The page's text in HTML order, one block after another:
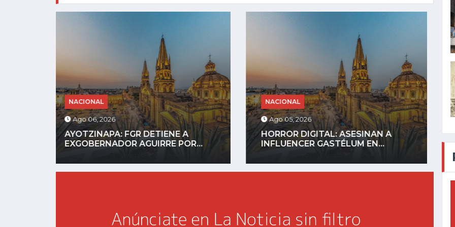
NACIONAL
Ago 05, 2026
HORROR DIGITAL: ASESINAN A
INFLUENCER GASTÉLUM EN...
NACIONAL
Ago 04, 2026
GOBIERNO DEFINIRÁ REGLAS PARA
CELULARES